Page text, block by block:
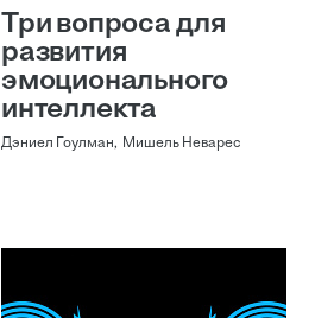
Три вопроса для
развития
эмоционального
интеллекта
Дэниел Гоулман, Мишель Неварес